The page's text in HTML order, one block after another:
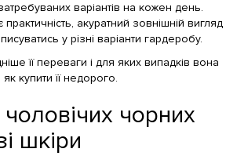
варіантів на кожен день.
акуратний зовнішній вигляд
у різні варіанти гардеробу.
її переваги і для яких випадків вона
купити її недорого.
чорних
шкіри